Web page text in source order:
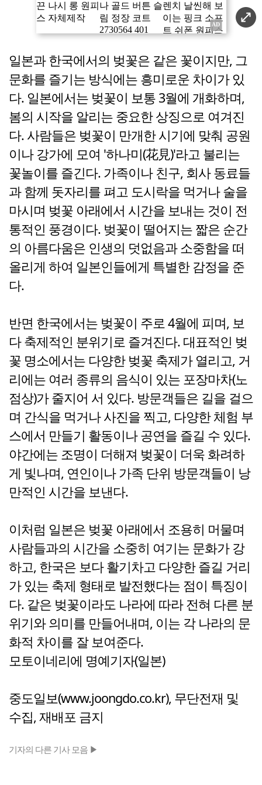
일본과 한국에서의 벚꽃은 같은 꽃이지만, 그
문화를 즐기는 방식에는 흥미로운 차이가 있
다. 일본에서는 벚꽃이 보통 3월에 개화하며,
봄의 시작을 알리는 중요한 상징으로 여겨진
다. 사람들은 벚꽃이 만개한 시기에 맞춰 공원
이나 강가에 모여 '하나미(花見)'라고 불리는
꽃놀이를 즐긴다. 가족이나 친구, 회사 동료들
과 함께 돗자리를 펴고 도시락을 먹거나 술을
마시며 벚꽃 아래에서 시간을 보내는 것이 전
통적인 풍경이다. 벚꽃이 떨어지는 짧은 순간
의 아름다움은 인생의 덧없음과 소중함을 떠
올리게 하여 일본인들에게 특별한 감정을 준
다.
반면 한국에서는 벚꽃이 주로 4월에 피며, 보
다 축제적인 분위기로 즐겨진다. 대표적인 벚
꽃 명소에서는 다양한 벚꽃 축제가 열리고, 거
리에는 여러 종류의 음식이 있는 포장마차(노
점상)가 줄지어 서 있다. 방문객들은 길을 걸으
며 간식을 먹거나 사진을 찍고, 다양한 체험 부
스에서 만들기 활동이나 공연을 즐길 수 있다.
야간에는 조명이 더해져 벚꽃이 더욱 화려하
게 빛나며, 연인이나 가족 단위 방문객들이 낭
만적인 시간을 보낸다.
이처럼 일본은 벚꽃 아래에서 조용히 머물며
사람들과의 시간을 소중히 여기는 문화가 강
하고, 한국은 보다 활기차고 다양한 즐길 거리
가 있는 축제 형태로 발전했다는 점이 특징이
다. 같은 벚꽃이라도 나라에 따라 전혀 다른 분
위기와 의미를 만들어내며, 이는 각 나라의 문
화적 차이를 잘 보여준다.
모토이네리에 명예기자(일본)
중도일보(www.joongdo.co.kr), 무단전재 및
수집, 재배포 금지
기자의 다른 기사 모음 ▶